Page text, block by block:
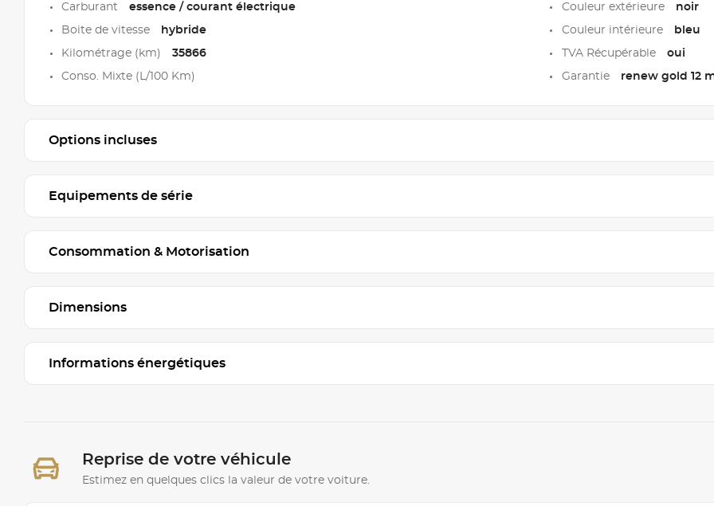
Carburant essence / courant électrique
Boite de vitesse hybride
Kilométrage (km) 35866
Conso. Mixte (L/100 Km)
Couleur extérieure noir
Couleur intérieure bleu
TVA Récupérable oui
Garantie renew gold 12
Options incluses
Equipements de série
Consommation & Motorisation
Dimensions
Informations énergétiques
Reprise de votre véhicule
Estimez en quelques clics la valeur de votre voiture.